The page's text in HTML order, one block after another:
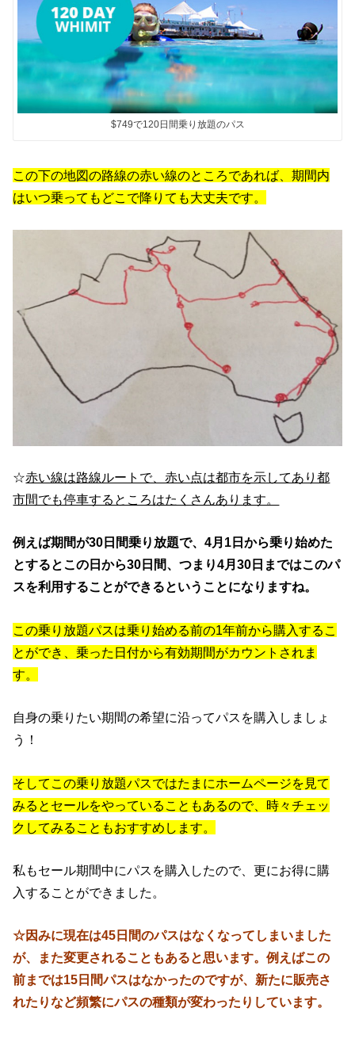
$749で120日間乗り放題のパス
この下の地図の路線の赤い線のところであれば、期間内
はいつ乗ってもどこで降りても大丈夫です。
☆赤い線は路線ルートで、赤い点は都市を示してあり都
市間でも停車するところはたくさんあります。
例えば期間が30日間乗り放題で、4月1日から乗り始めた
とするとこの日から30日間、つまり4月30日まではこのパ
スを利用することができるということになりますね。
この乗り放題パスは乗り始める前の1年前から購入するこ
とができ、乗った日付から有効期間がカウントされま
す。
自身の乗りたい期間の希望に沿ってパスを購入しましょ
う！
そしてこの乗り放題パスではたまにホームページを見て
みるとセールをやっていることもあるので、時々チェッ
クしてみることもおすすめします。
私もセール期間中にパスを購入したので、更にお得に購
入することができました。
☆因みに現在は45日間のパスはなくなってしまいました
が、また変更されることもあると思います。例えばこの
前までは15日間パスはなかったのですが、新たに販売さ
れたりなど頻繁にパスの種類が変わったりしています。